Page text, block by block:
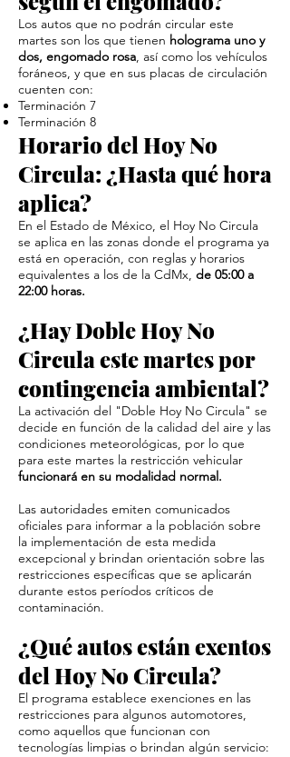
Los autos que no podrán circular este
martes son los que tienen holograma uno y
dos, engomado rosa, así como los vehículos
foráneos, y que en sus placas de circulación
cuenten con:
Terminación 7
Terminación 8
Horario del Hoy No
Circula: ¿Hasta qué hora
aplica?
En el Estado de México, el Hoy No Circula
se aplica en las zonas donde el programa ya
está en operación, con reglas y horarios
equivalentes a los de la CdMx, de 05:00 a
22:00 horas.
¿Hay Doble Hoy No
Circula este martes por
contingencia ambiental?
La activación del "Doble Hoy No Circula" se
decide en función de la calidad del aire y las
condiciones meteorológicas, por lo que
para este martes la restricción vehicular
funcionará en su modalidad normal.
Las autoridades emiten comunicados
oficiales para informar a la población sobre
la implementación de esta medida
excepcional y brindan orientación sobre las
restricciones específicas que se aplicarán
durante estos períodos críticos de
contaminación.
¿Qué autos están exentos
del Hoy No Circula?
El programa establece exenciones en las
restricciones para algunos automotores,
como aquellos que funcionan con
tecnologías limpias o brindan algún servicio: